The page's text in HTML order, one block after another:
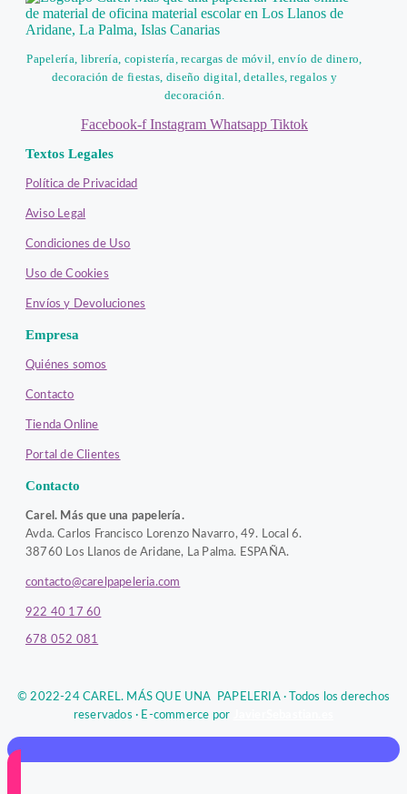
Papelería, librería, copistería, recargas de móvil, envío de dinero,
decoración de fiestas, diseño digital, detalles, regalos y
decoración.
Facebook-f Instagram Whatsapp Tiktok
Textos Legales
Política de Privacidad
Aviso Legal
Condiciones de Uso
Uso de Cookies
Envíos y Devoluciones
Empresa
Quiénes somos
Contacto
Tienda Online
Portal de Clientes
Contacto
Carel. Más que una papelería.
Avda. Carlos Francisco Lorenzo Navarro, 49. Local 6.
38760 Los Llanos de Aridane, La Palma. ESPAÑA.
contacto@carelpapeleria.com
922 40 17 60
678 052 081
© 2022-24 CAREL. MÁS QUE UNA PAPELERIA · Todos los derechos
reservados · E-commerce por